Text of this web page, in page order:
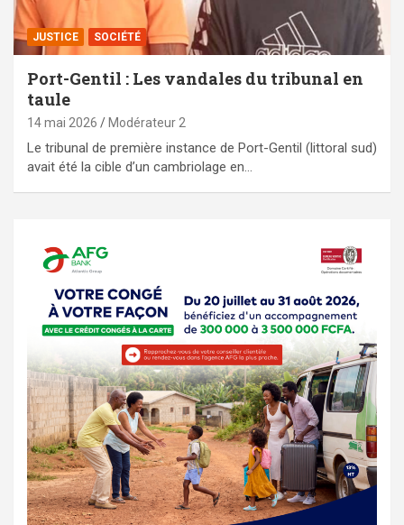
JUSTICE SOCIÉTÉ
Port-Gentil : Les vandales du tribunal en
taule
14 mai 2026 Modérateur 2
Le tribunal de première instance de Port-Gentil (littoral sud)
avait été la cible d’un cambriolage en…